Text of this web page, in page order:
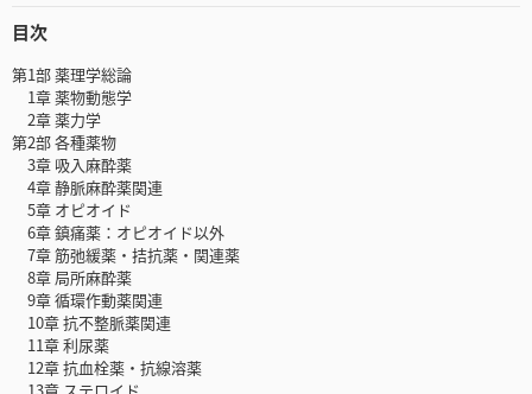
目次
第1部 薬理学総論
1章 薬物動態学
2章 薬力学
第2部 各種薬物
3章 吸入麻酔薬
4章 静脈麻酔薬関連
5章 オピオイド
6章 鎮痛薬：オピオイド以外
7章 筋弛緩薬・拮抗薬・関連薬
8章 局所麻酔薬
9章 循環作動薬関連
10章 抗不整脈薬関連
11章 利尿薬
12章 抗血栓薬・抗線溶薬